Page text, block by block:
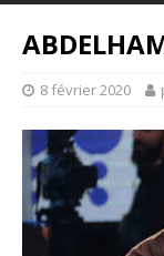
8 février 2020